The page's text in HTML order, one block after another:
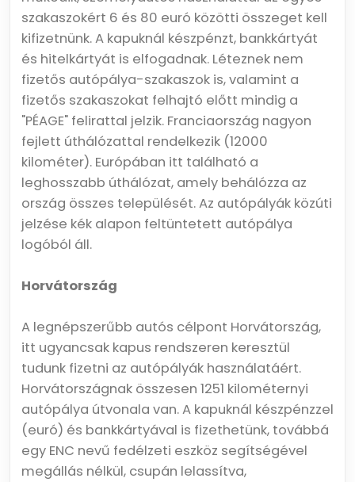
szakaszokért 6 és 80 euró közötti összeget kell
kifizetnünk. A kapuknál készpénzt, bankkártyát
és hitelkártyát is elfogadnak. Léteznek nem
fizetős autópálya-szakaszok is, valamint a
fizetős szakaszokat felhajtó előtt mindig a
"PÉAGE" felirattal jelzik. Franciaország nagyon
fejlett úthálózattal rendelkezik (12000
kilométer). Európában itt található a
leghosszabb úthálózat, amely behálózza az
ország összes települését. Az autópályák közúti
jelzése kék alapon feltüntetett autópálya
logóból áll.
Horvátország
A legnépszerűbb autós célpont Horvátország,
itt ugyancsak kapus rendszeren keresztül
tudunk fizetni az autópályák használatáért.
Horvátországnak összesen 1251 kilométernyi
autópálya útvonala van. A kapuknál készpénzzel
(euró) és bankkártyával is fizethetünk, továbbá
egy ENC nevű fedélzeti eszköz segítségével
megállás nélkül, csupán lelassítva,